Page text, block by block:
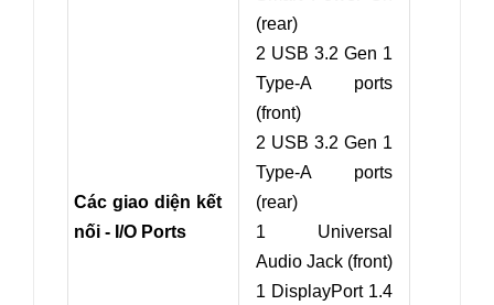
Các giao diện kết
nối - I/O Ports
(rear)
2 USB 3.2 Gen 1
Type-A ports
(front)
2 USB 3.2 Gen 1
Type-A ports
(rear)
1 Universal
Audio Jack (front)
1 DisplayPort 1.4